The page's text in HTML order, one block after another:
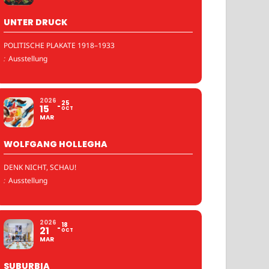
UNTER DRUCK
POLITISCHE PLAKATE 1918–1933
: Ausstellung
2026
15
MAR
25
OCT
WOLFGANG HOLLEGHA
DENK NICHT, SCHAU!
: Ausstellung
2026
21
MAR
18
OCT
SUBURBIA